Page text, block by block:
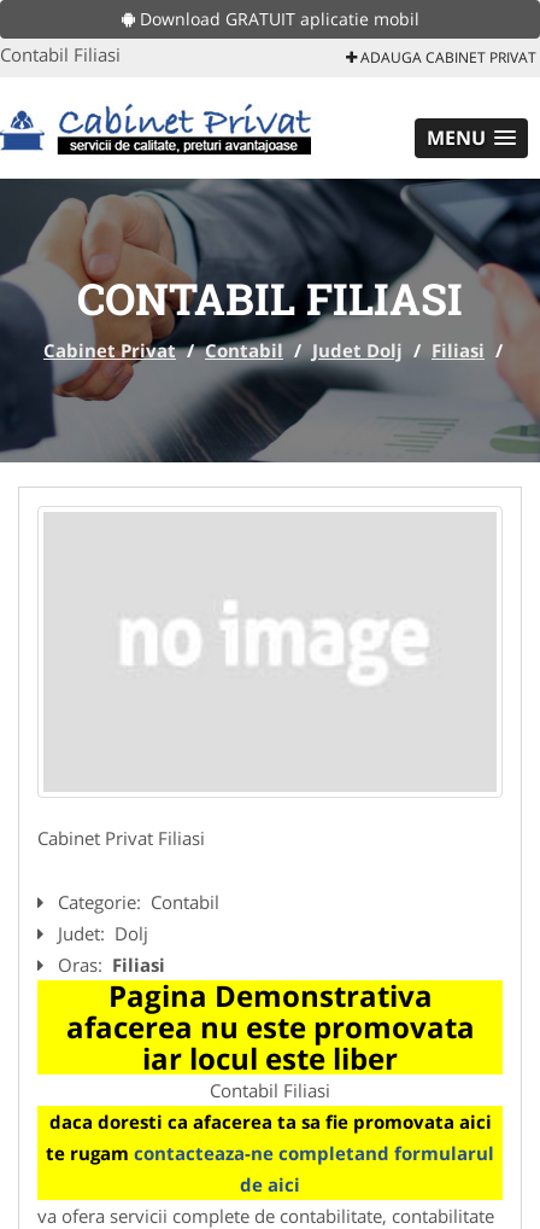
Download GRATUIT aplicatie mobil
Contabil Filiasi ADAUGA CABINET PRIVAT
MENU
CONTABIL FILIASI
Cabinet Privat / Contabil / Judet Dolj / Filiasi /
Cabinet Privat Filiasi
Categorie: Contabil
Judet: Dolj
Oras: Filiasi
Pagina Demonstrativa
afacerea nu este promovata
iar locul este liber
Contabil Filiasi
daca doresti ca afacerea ta sa fie promovata aici
te rugam contacteaza-ne completand formularul
de aici
va ofera servicii complete de contabilitate, contabilitate